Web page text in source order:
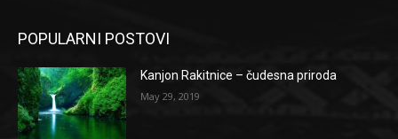
POPULARNI POSTOVI
Kanjon Rakitnice – čudesna priroda
May 29, 2019